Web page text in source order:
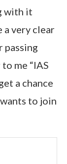
with it
a very clear
passing
me “IAS
a chance
to join